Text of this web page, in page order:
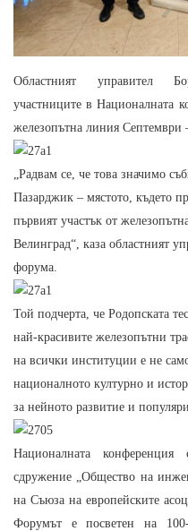
Областният управител
участниците в Националната
железопътна линия Септември
„Радвам се, че това значимо
Пазарджик – мястото, където
първият участък от
Велинград“, каза областният
форума.
Той подчерта, че Родопската
най-красивите железопътни
на всички институции е не
националното културно и
за нейното развитие и
Националната
сдружение „Общество на
на Съюза на европейските
Форумът е посветен на